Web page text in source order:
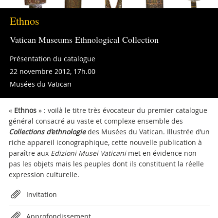
Ethnos
Vatican Museums Ethnological Collection
Présentation du catalogue
22 novembre 2012, 17h.00
Musées du Vatican
« Ethnos » : voilà le titre très évocateur du premier catalogue
général consacré au vaste et complexe ensemble des
Collections d’ethnologiedes Musées du Vatican. Illustrée d’un
riche appareil iconographique, cette nouvelle publication à
paraître aux Edizioni Musei Vaticanimet en évidence non
pas les objets mais les peuples dont ils constituent la réelle
expression culturelle.
Attachments
Invitation